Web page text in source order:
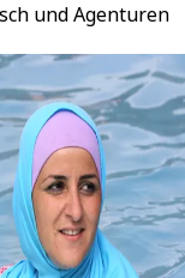
und Agenturen